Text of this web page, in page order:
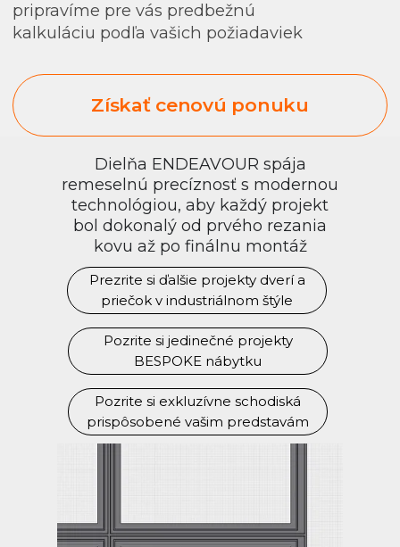
Prezrite si ďalšie projekty dverí a
priečok v industriálnom štýle
Pozrite si jedinečné projekty
BESPOKE nábytku
Pozrite si exkluzívne schodiská
prispôsobené vašim predstavám
Dielňa ENDEAVOUR spája
remeselnú precíznosť s modernou
technológiou, aby každý projekt
bol dokonalý od prvého rezania
kovu až po finálnu montáž